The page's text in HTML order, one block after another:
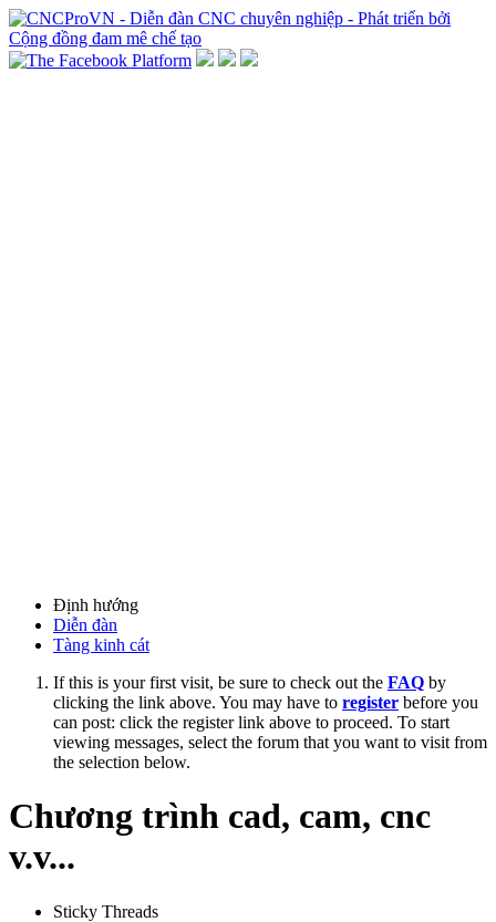
Định hướng
Diễn đàn
Tàng kinh cát
If this is your first visit, be sure to check out the FAQ by
clicking the link above. You may have to register before you
can post: click the register link above to proceed. To start
viewing messages, select the forum that you want to visit from
the selection below.
Chương trình cad, cam, cnc
v.v...
Sticky Threads